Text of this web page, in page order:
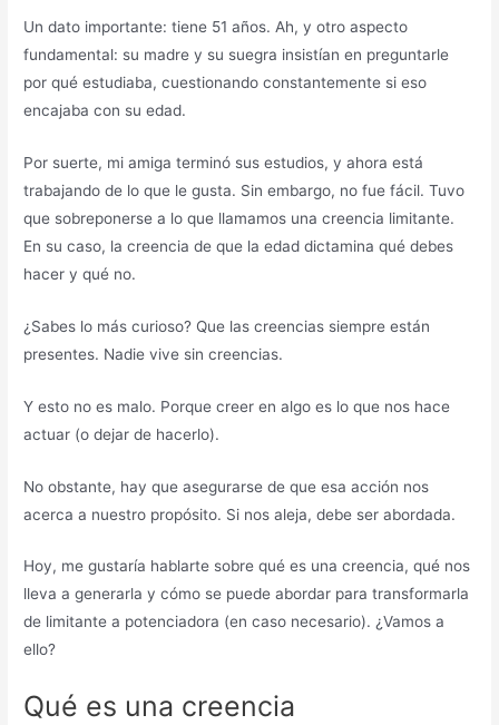
Un dato importante: tiene 51 años. Ah, y otro aspecto
fundamental: su madre y su suegra insistían en preguntarle
por qué estudiaba, cuestionando constantemente si eso
encajaba con su edad.
Por suerte, mi amiga terminó sus estudios, y ahora está
trabajando de lo que le gusta. Sin embargo, no fue fácil. Tuvo
que sobreponerse a lo que llamamos una creencia limitante.
En su caso, la creencia de que la edad dictamina qué debes
hacer y qué no.
¿Sabes lo más curioso? Que las creencias siempre están
presentes. Nadie vive sin creencias.
Y esto no es malo. Porque creer en algo es lo que nos hace
actuar (o dejar de hacerlo).
No obstante, hay que asegurarse de que esa acción nos
acerca a nuestro propósito. Si nos aleja, debe ser abordada.
Hoy, me gustaría hablarte sobre qué es una creencia, qué nos
lleva a generarla y cómo se puede abordar para transformarla
de limitante a potenciadora (en caso necesario). ¿Vamos a
ello?
Qué es una creencia